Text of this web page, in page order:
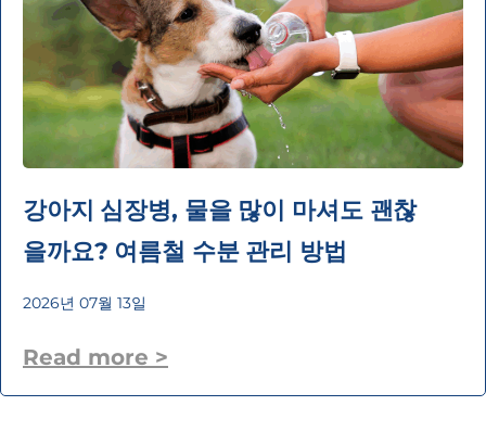
강아지 심장병, 물을 많이 마셔도 괜찮
을까요? 여름철 수분 관리 방법
2026년 07월 13일
Read more >